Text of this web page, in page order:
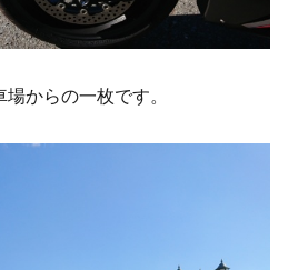
からの一枚です。